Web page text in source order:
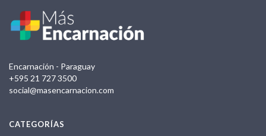
Encarnación - Paraguay
+595 21 727 3500
social@masencarnacion.com
CATEGORÍAS